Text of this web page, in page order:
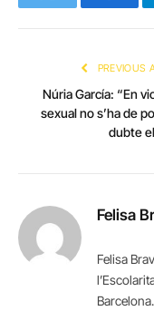
Twitter
PREVIOUS
Núria García: “En
sexual no s’ha de
dubte
Felisa
Felisa